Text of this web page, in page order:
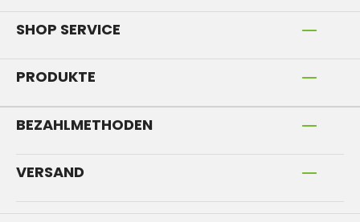
SHOP SERVICE
PRODUKTE
BEZAHLMETHODEN
VERSAND